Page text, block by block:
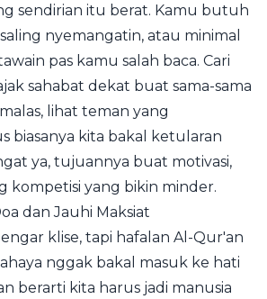
sendirian itu berat. Kamu butuh
nyemangatin, atau minimal
pas kamu salah baca. Cari
sahabat dekat buat sama-sama
lihat teman yang
biasanya kita bakal ketularan
ya, tujuannya buat motivasi,
kompetisi yang bikin minder.
dan Jauhi Maksiat
klise, tapi hafalan Al-Qur'an
nggak bakal masuk ke hati
berarti kita harus jadi manusia